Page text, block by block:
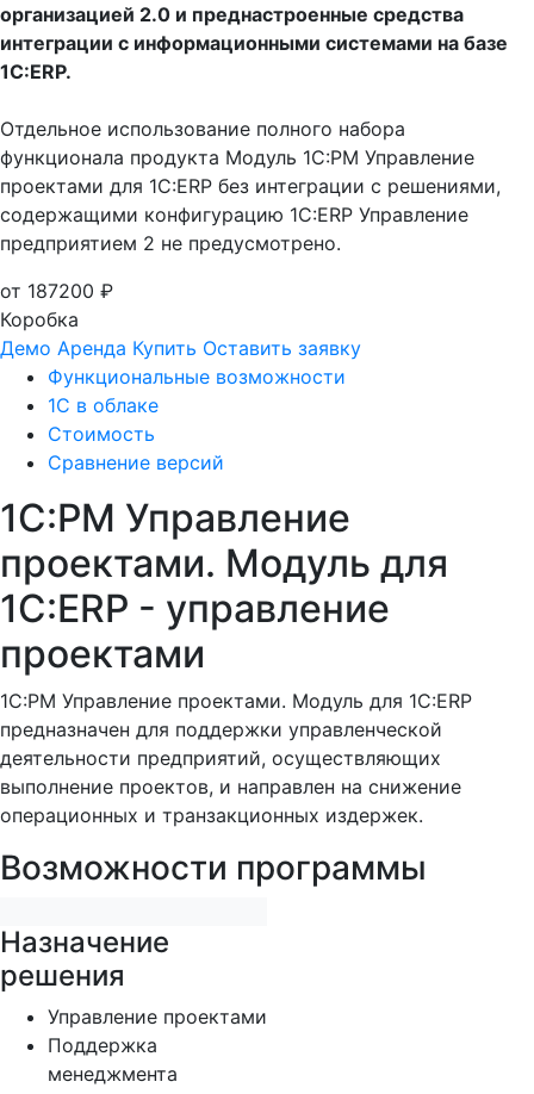
организацией 2.0 и преднастроенные средства
интеграции с информационными системами на базе
1С:ERP.
Отдельное использование полного набора
функционала продукта Модуль 1C:PM Управление
проектами для 1С:ERP без интеграции с решениями,
содержащими конфигурацию 1С:ERP Управление
предприятием 2 не предусмотрено.
от 187200 ₽
Коробка
Демо Аренда Купить Оставить заявку
Функциональные возможности
1С в облаке
Стоимость
Сравнение версий
1С:PM Управление
проектами. Модуль для
1С:ERP - управление
проектами
1C:PM Управление проектами. Модуль для 1С:ERP
предназначен для поддержки управленческой
деятельности предприятий, осуществляющих
выполнение проектов, и направлен на снижение
операционных и транзакционных издержек.
Возможности программы
Назначение
решения
Управление проектами
Поддержка
менеджмента